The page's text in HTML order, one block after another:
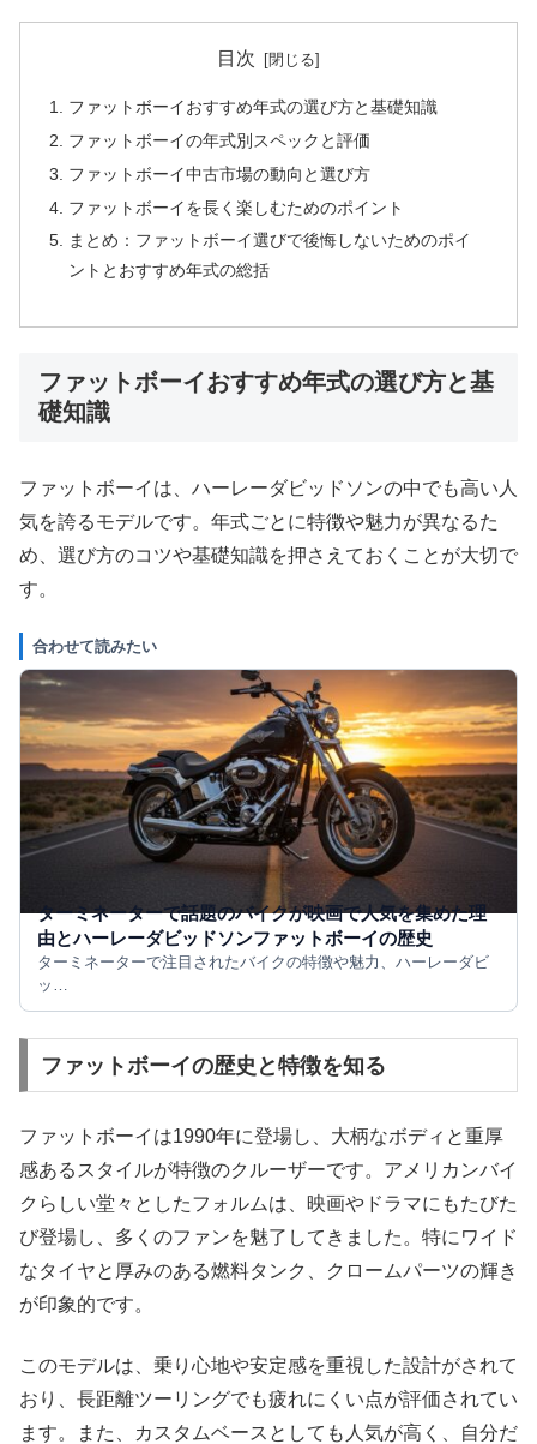
目次
ファットボーイおすすめ年式の選び方と基礎知識
ファットボーイの年式別スペックと評価
ファットボーイ中古市場の動向と選び方
ファットボーイを長く楽しむためのポイント
まとめ：ファットボーイ選びで後悔しないためのポイ
ントとおすすめ年式の総括
ファットボーイおすすめ年式の選び方と基
礎知識
ファットボーイは、ハーレーダビッドソンの中でも高い人
気を誇るモデルです。年式ごとに特徴や魅力が異なるた
め、選び方のコツや基礎知識を押さえておくことが大切で
す。
合わせて読みたい
ターミネーターで話題のバイクが映画で人気を集めた理
由とハーレーダビッドソンファットボーイの歴史
ターミネーターで注目されたバイクの特徴や魅力、ハーレーダビ
ッ…
ファットボーイの歴史と特徴を知る
ファットボーイは1990年に登場し、大柄なボディと重厚
感あるスタイルが特徴のクルーザーです。アメリカンバイ
クらしい堂々としたフォルムは、映画やドラマにもたびた
び登場し、多くのファンを魅了してきました。特にワイド
なタイヤと厚みのある燃料タンク、クロームパーツの輝き
が印象的です。
このモデルは、乗り心地や安定感を重視した設計がされて
おり、長距離ツーリングでも疲れにくい点が評価されてい
ます。また、カスタムベースとしても人気が高く、自分だ